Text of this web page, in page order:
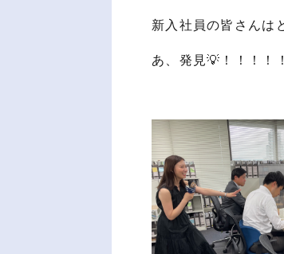
新入社員の皆さんは
あ、発見💡！！！！！